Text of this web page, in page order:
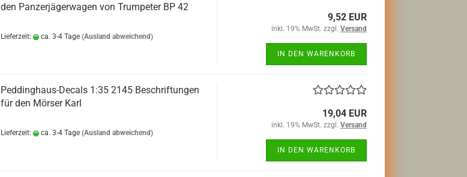
den Panzerjägerwagen von Trumpeter BP 42
Lieferzeit: ca. 3-4 Tage (Ausland abweichend)
9,52 EUR
inkl. 19% MwSt. zzgl. Versand
IN DEN WARENKORB
Peddinghaus-Decals 1:35 2145 Beschriftungen
für den Mörser Karl
Lieferzeit: ca. 3-4 Tage (Ausland abweichend)
19,04 EUR
inkl. 19% MwSt. zzgl. Versand
IN DEN WARENKORB